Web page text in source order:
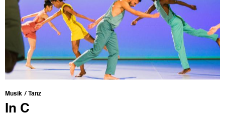
Musik Tanz
In C